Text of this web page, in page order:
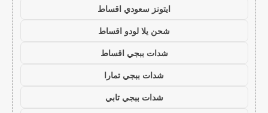
ايتونز سعودي اقساط
شحن يلا لودو اقساط
شدات ببجي اقساط
شدات ببجي تمارا
شدات ببجي تابي